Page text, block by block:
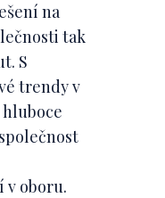
na
tak
S
trendy v
v oboru.